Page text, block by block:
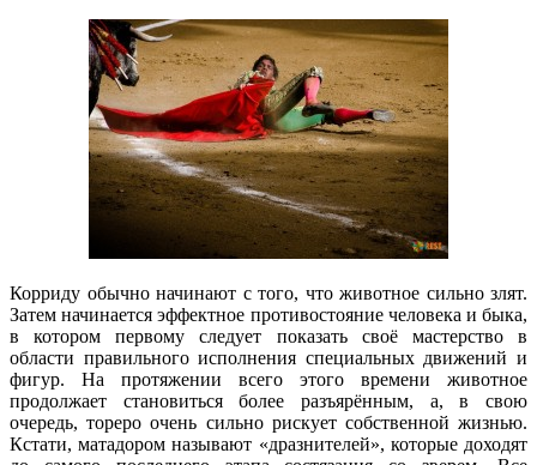
Корриду обычно начинают с того, что животное сильно злят.
Затем начинается эффектное противостояние человека и быка,
в котором первому следует показать своё мастерство в
области правильного исполнения специальных движений и
фигур. На протяжении всего этого времени животное
продолжает становиться более разъярённым, а, в свою
очередь, тореро очень сильно рискует собственной жизнью.
Кстати, матадором называют «дразнителей», которые доходят